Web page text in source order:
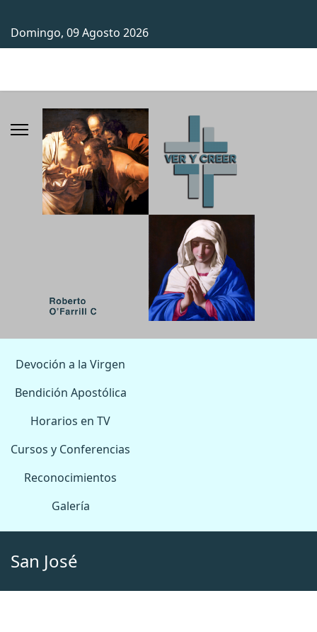
Domingo, 09 Agosto 2026
Devoción a la Virgen
Bendición Apostólica
Horarios en TV
Cursos y Conferencias
Reconocimientos
Galería
San José